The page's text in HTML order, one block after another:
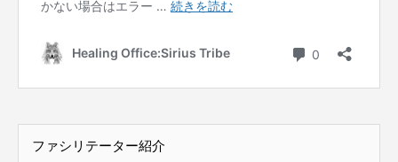
ファシリテーター紹介